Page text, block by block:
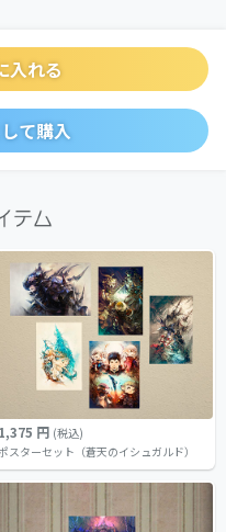
入れる
て購入
1,375 円 (税込)
スターセット（蒼天のイシュガルド）